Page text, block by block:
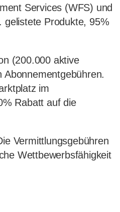
Services (WFS) und
gelistete Produkte, 95%
(200.000 aktive
im
Rabatt auf die
Vermittlungsgebühren
Wettbewerbsfähigkeit